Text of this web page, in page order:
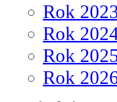
Rok
Rok
Rok
Rok